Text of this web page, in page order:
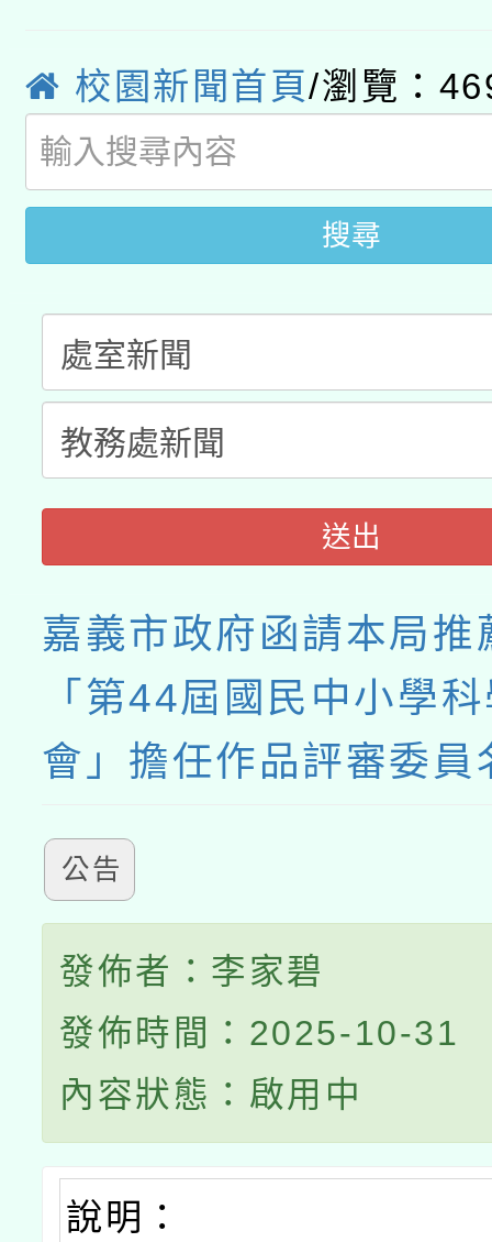
用水績優單位及節水達
動」
桃園市孔廟祈福系列
開 智慧啟航」
2026年桃園地景藝術
校園新聞首頁/瀏覽：
搜尋
送出
嘉義市政府函請本局推
「第44屆國民中小學
會」擔任作品評審委員
公告
發佈者：李家碧
發佈時間：2025-10-31
內容狀態：啟用中
說明：